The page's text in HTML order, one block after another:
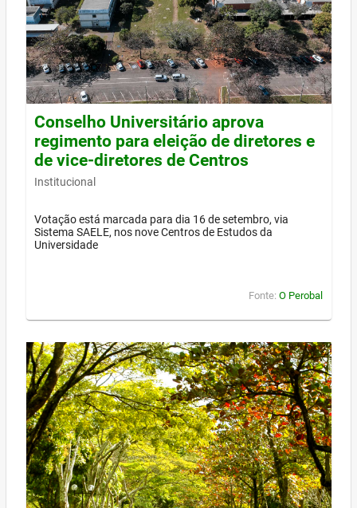
Conselho Universitário aprova
regimento para eleição de diretores e
de vice-diretores de Centros
Institucional
Votação está marcada para dia 16 de setembro, via
Sistema SAELE, nos nove Centros de Estudos da
Universidade
Fonte: O Perobal